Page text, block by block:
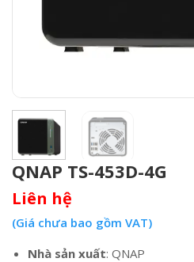
QNAP TS-453D-4G
Liên hệ
(Giá chưa bao gồm VAT)
Nhà sản xuất: QNAP